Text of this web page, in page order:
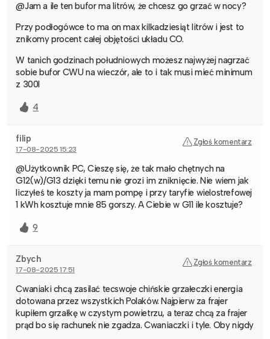
@Jam a ile ten bufor ma litrów, że chcesz go grzać w nocy?
Przy podłogówce to ma on max kilkadziesiąt litrów i jest to
znikomy procent całej objętości układu CO.
W tanich godzinach południowych możesz najwyżej nagrzać
sobie bufor CWU na wieczór, ale to i tak musi mieć minimum
z 300l
4
filip
17-08-2025 15:23
Zgłoś komentarz
@Użytkownik PC, Cieszę się, że tak mało chętnych na
G12(w)/G13 dzięki temu nie grozi im zniknięcie. Nie wiem jak
liczyłeś te koszty ja mam pompę i przy taryfie wielostrefowej
1 kWh kosztuje mnie 85 gorszy. A Ciebie w G11 ile kosztuje?
9
Zbych
17-08-2025 17:51
Zgłoś komentarz
Cwaniaki chcą zasilać tecswoje chińskie grzałeczki energia
dotowana przez wszystkich Polaków. Najpierw za frajer
kupiłem grzałkę w czystym powietrzu, a teraz chcą za frajer
prąd bo się rachunek nie zgadza. Cwaniaczki i tyle. Oby nigdy